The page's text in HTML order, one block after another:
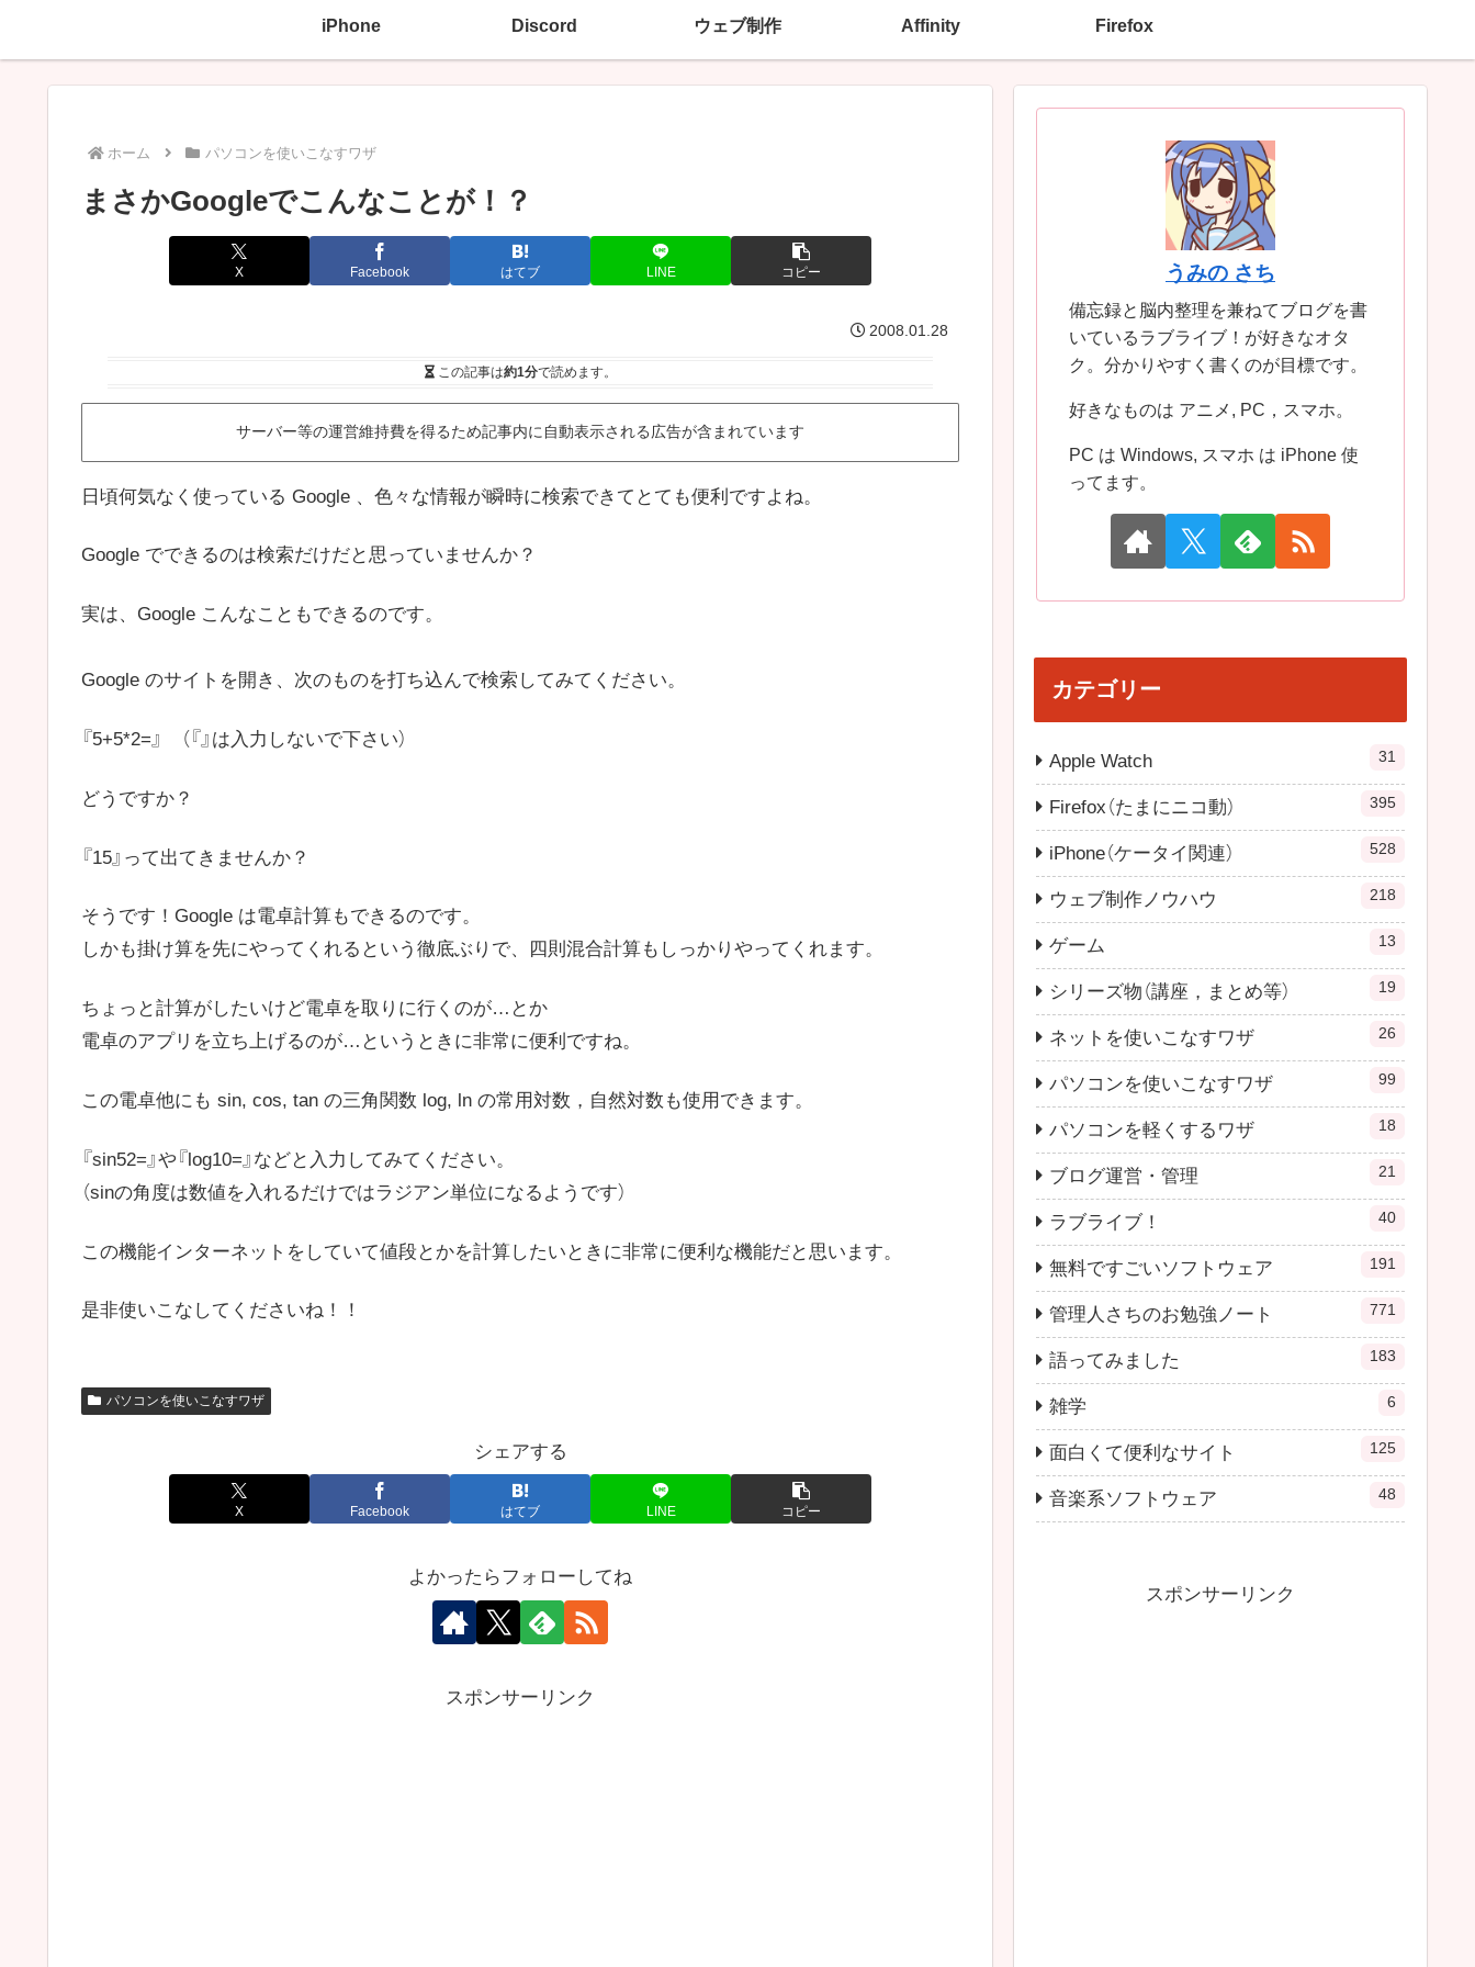
iPhone Discord ウェブ制作 Affinity Firefox
ホーム パソコンを使いこなすワザ
まさかGoogleでこんなことが！？
X Facebook はてブ LINE コピー
2008.01.28
この記事は約1分で読めます。
サーバー等の運営維持費を得るため記事内に自動表示される広告が含まれています
日頃何気なく使っている Google 、色々な情報が瞬時に検索できてとても便利ですよね。
Google でできるのは検索だけだと思っていませんか？
実は、Google こんなこともできるのです。
Google のサイトを開き、次のものを打ち込んで検索してみてください。
『5+5*2=』 （『』は入力しないで下さい）
どうですか？
『15』って出てきませんか？
そうです！Google は電卓計算もできるのです。
しかも掛け算を先にやってくれるという徹底ぶりで、四則混合計算もしっかりやってくれます。
ちょっと計算がしたいけど電卓を取りに行くのが…とか
電卓のアプリを立ち上げるのが…というときに非常に便利ですね。
この電卓他にも sin, cos, tan の三角関数 log, ln の常用対数，自然対数も使用できます。
『sin52=』や『log10=』などと入力してみてください。
（sinの角度は数値を入れるだけではラジアン単位になるようです）
この機能インターネットをしていて値段とかを計算したいときに非常に便利な機能だと思います。
是非使いこなしてくださいね！！
パソコンを使いこなすワザ
シェアする
X Facebook はてブ LINE コピー
よかったらフォローしてね
スポンサーリンク
うみの さち
備忘録と脳内整理を兼ねてブログを書
いているラブライブ！が好きなオタ
ク。分かりやすく書くのが目標です。
好きなものは アニメ, PC，スマホ。
PC は Windows, スマホ は iPhone 使
ってます。
カテゴリー
Apple Watch 31
Firefox（たまにニコ動） 395
iPhone（ケータイ関連） 528
ウェブ制作ノウハウ 218
ゲーム 13
シリーズ物（講座，まとめ等） 19
ネットを使いこなすワザ 26
パソコンを使いこなすワザ 99
パソコンを軽くするワザ 18
ブログ運営・管理 21
ラブライブ！ 40
無料ですごいソフトウェア 191
管理人さちのお勉強ノート 771
語ってみました 183
雑学 6
面白くて便利なサイト 125
音楽系ソフトウェア 48
スポンサーリンク